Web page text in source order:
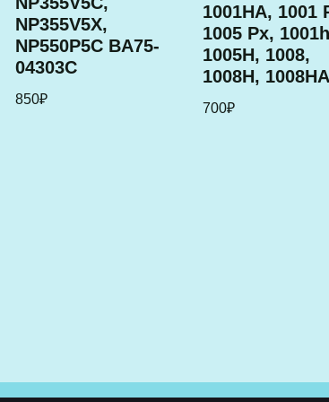
NP355V5X,
NP550P5C BA75-
04303C
850₽
1001HA, 1001
1005 Px,
1005H, 1008,
1008H, 1008HA
700₽